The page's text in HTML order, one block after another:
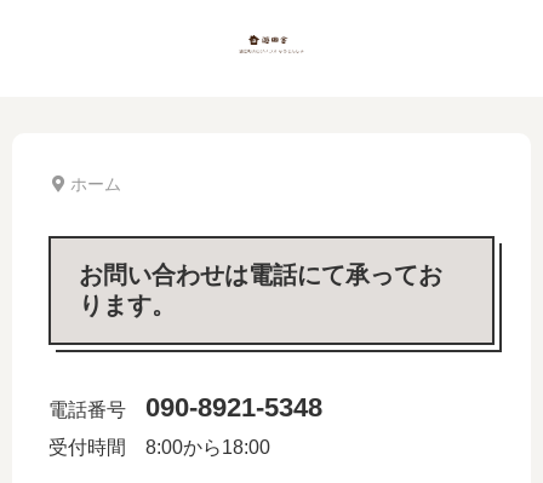
ホーム
お問い合わせは電話にて承ってお
ります。
電話番号 090-8921-5348
受付時間 8:00から18:00